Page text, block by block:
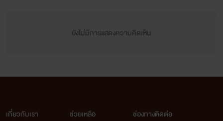
โตะ:ยังไม่จบหรอกเอาแกนกายยัดใส่ที่ก้นของเรตะช้าๆ
เรตะ:อื้อ~~~!!! จะ...จุกคับรุ่นพี่งื้ออ ฮาโตะ:เริ่มขยับถี่ๆและแรง
ไม่ไหวแล้ว ฮาโตะ:อีดนิดนะเรตะ เรตะ:รุ่นพี่ผมจะออกแล้วอ๊ะอ๊าาาา
ยังไม่มีการแสดงความคิดเห็น
เกี่ยวกับเรา
ช่วยเหลือ
ช่องทางติดต่อ